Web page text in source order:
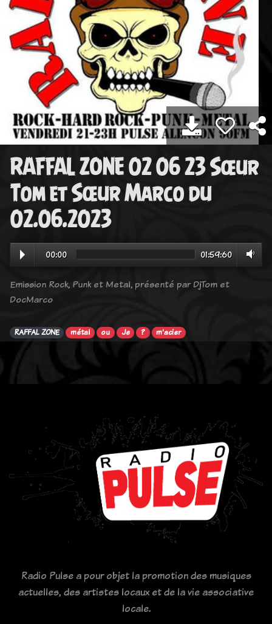
RAFFAL ZONE 02 06 23 Sœur
Tom et Sœur Marco du
02.06.2023
00:00 01:59:60
Emission Rock, Punk et Metal, présenté par DjTom et
DocMarco
RAFFAL ZONE métal ou Je ? m'acier
Radio Pulse a pour objet la promotion des musiques
actuelles, des artistes locaux et de la vie associative
locale.